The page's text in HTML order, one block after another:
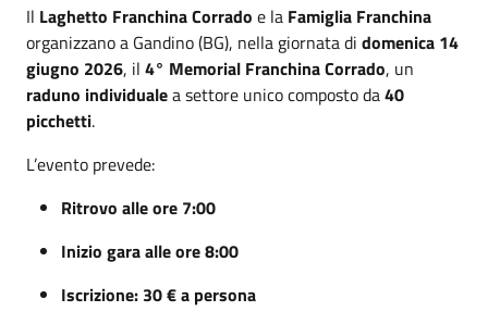
Il Laghetto Franchina Corrado e la Famiglia Franchina
organizzano a Gandino (BG), nella giornata di domenica 14
giugno 2026, il 4° Memorial Franchina Corrado, un
raduno individualea settore unico composto da40
picchetti.
L’evento prevede:
Ritrovo alle ore 7:00
Inizio gara alle ore 8:00
Iscrizione: 30 € a persona